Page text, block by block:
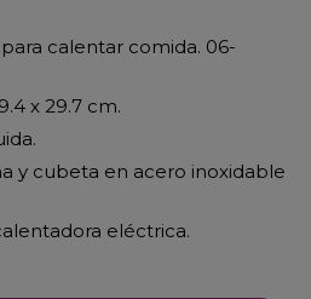
calentar comida. 06-
x 29.7 cm.
y cubeta en acero inoxidable
eléctrica.